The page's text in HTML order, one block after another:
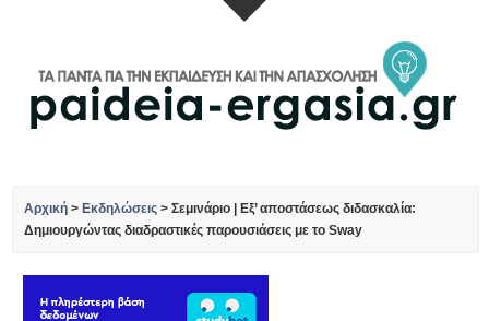
Αρχική > Εκδηλώσεις >Σεμινάριο | Εξ’ αποστάσεως διδασκαλία:
Δημιουργώντας διαδραστικές παρουσιάσεις με το Sway